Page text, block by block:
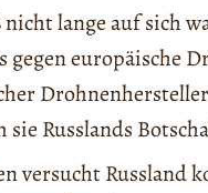
lange auf sich
europäische
Russlands
versucht